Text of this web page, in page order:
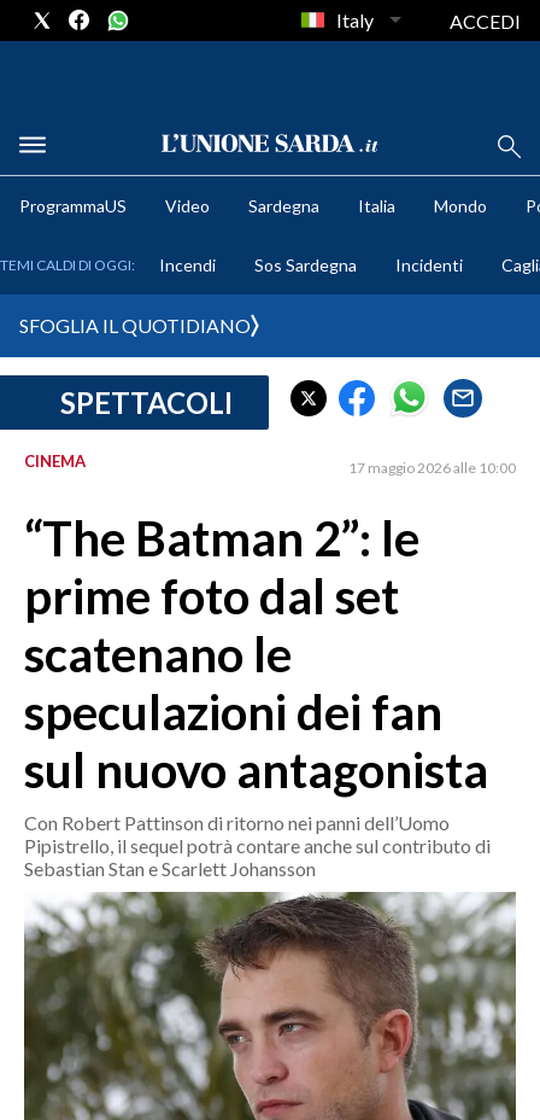
METEO
CRONACA SARDEGNA
SULCIS IGLESIENTE
MEDIO CAMPIDANO
ORISTANO E PROVINCIA
SASSARI E PROVINCIA
GALLURA
NUORO E PROVINCIA
OGLIASTRA
AGENDA
CRONACA
ITALIA
MONDO
POLITICA
ECONOMIA
SERVIZI ALLE IMPRESE
LAVORO
Italy ACCEDI
ProgrammaUS Video Sardegna Italia Mondo
TEMI CALDI DI OGGI: Incendi Sos Sardegna Incidenti
SFOGLIA IL QUOTIDIANO
SPETTACOLI
CINEMA 17 maggio 2026 alle 10:00
“The Batman 2”: le
prime foto dal set
scatenano le
speculazioni dei fan
sul nuovo antagonista
Con Robert Pattinson di ritorno nei panni dell’Uomo
Pipistrello, il sequel potrà contare anche sul contributo di
Sebastian Stan e Scarlett Johansson